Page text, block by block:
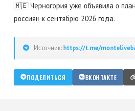
🇲🇪 Черногория уже объявила о
россиян к сентябрю 2026 года.
Источник: https://t.me/
ПОДЕЛИТЬСЯ ВКОНТАКТЕ